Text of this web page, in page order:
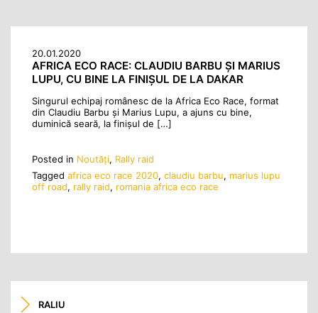
20.01.2020
AFRICA ECO RACE: CLAUDIU BARBU ȘI MARIUS
LUPU, CU BINE LA FINIȘUL DE LA DAKAR
Singurul echipaj românesc de la Africa Eco Race, format
din Claudiu Barbu și Marius Lupu, a ajuns cu bine,
duminică seară, la finișul de […]
Posted in Noutăţi, Rally raid
Tagged africa eco race 2020, claudiu barbu, marius lupu
off road, rally raid, romania africa eco race
RALIU